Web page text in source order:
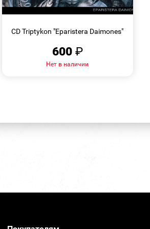
CD Triptykon "Eparistera Daimones"
600 ₽
Нет в наличии